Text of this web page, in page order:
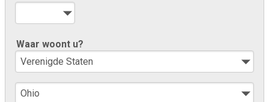
Waar woont u?